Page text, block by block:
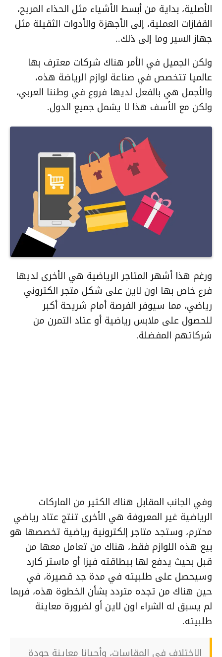
الأصلية، بداية من أبسط الأشياء مثل الحذاء المريح،
القفازات العملية، إلى الأجهزة والأدوات الثقيلة مثل
جهاز السير وما إلى ذلك..
ولكن الجميل في الأمر هناك شركات معترف بها
عالميا تتخصص في صناعة لوازم الرياضة هذه،
والأجمل هي بالفعل لديها فروع في وطننا العربي،
ولكن مع الأسف هذا لا يشمل جميع الدول.
ورغم هذا أشهر المتاجر الرياضية هي الأخرى لديها
فرع خاص بها اون لاين على شكل متجر الكتروني
رياضي، مما سيوفر الفرصة أمام شريحة أكبر
للحصول على ملابس رياضية أو عتاد التمرن من
شركاتهم المفضلة.
وفي الجانب المقابل هناك الكثير من الماركات
الرياضية غير المعروفة هي الأخرى تنتج عتاد رياضي
محترم، وستجد متاجر إلكترونية رياضية تخصصها هو
بيع هذه اللوازم فقط، هناك من تعامل معها من
قبل بحيث يدفع لها ببطاقته فيزا أو ماستر كارد
وسيحصل على طلبيته في مدة جد قصيرة، في
حين هناك من تجده متردد بشأن الخطوة هذه، فربما
لم يسبق له الشراء اون لاين أو لضرورة معاينة
طلبيته.
الاختلاف في المقاسات، وأحيانا معاينة جودة